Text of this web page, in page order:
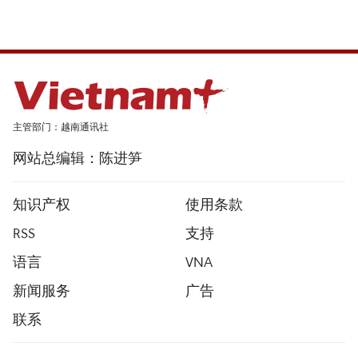
主管部门：越南通讯社
网站总编辑：陈进笋
知识产权
使用条款
RSS
支持
语言
VNA
新闻服务
广告
联系